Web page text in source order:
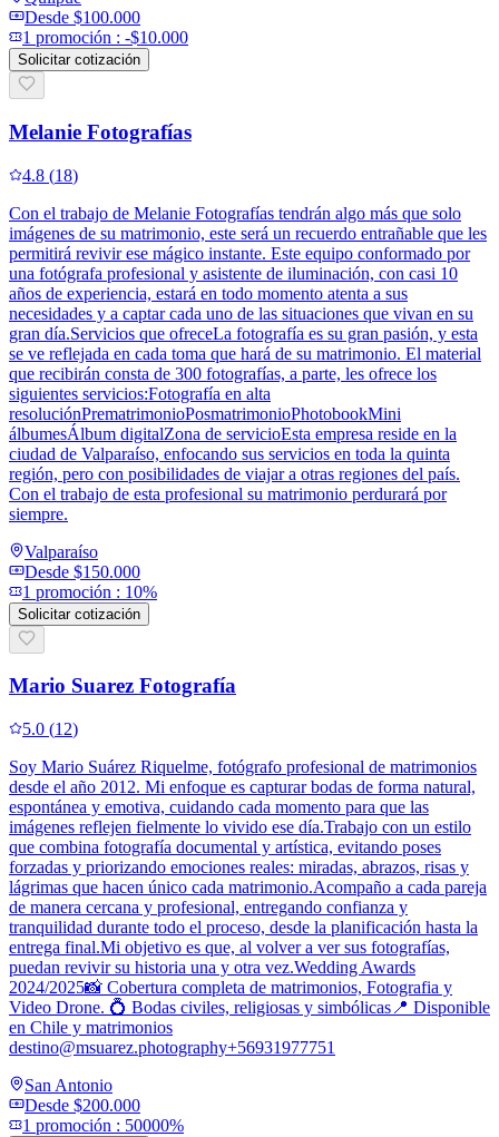
Desde $100.000
1 promoción : -$10.000
Solicitar cotización
Melanie Fotografías
4.8 (18)
Con el trabajo de Melanie Fotografías tendrán algo más que solo
imágenes de su matrimonio, este será un recuerdo entrañable que les
permitirá revivir ese mágico instante. Este equipo conformado por
una fotógrafa profesional y asistente de iluminación, con casi 10
años de experiencia, estará en todo momento atenta a sus
necesidades y a captar cada uno de las situaciones que vivan en su
gran día.Servicios que ofreceLa fotografía es su gran pasión, y esta
se ve reflejada en cada toma que hará de su matrimonio. El material
que recibirán consta de 300 fotografías, a parte, les ofrece los
siguientes servicios:Fotografía en alta
resoluciónPrematrimonioPosmatrimonioPhotobookMini
álbumesÁlbum digitalZona de servicioEsta empresa reside en la
ciudad de Valparaíso, enfocando sus servicios en toda la quinta
región, pero con posibilidades de viajar a otras regiones del país.
Con el trabajo de esta profesional su matrimonio perdurará por
siempre.
Valparaíso
Desde $150.000
1 promoción : 10%
Solicitar cotización
Mario Suarez Fotografía
5.0 (12)
Soy Mario Suárez Riquelme, fotógrafo profesional de matrimonios
desde el año 2012. Mi enfoque es capturar bodas de forma natural,
espontánea y emotiva, cuidando cada momento para que las
imágenes reflejen fielmente lo vivido ese día.Trabajo con un estilo
que combina fotografía documental y artística, evitando poses
forzadas y priorizando emociones reales: miradas, abrazos, risas y
lágrimas que hacen único cada matrimonio.Acompaño a cada pareja
de manera cercana y profesional, entregando confianza y
tranquilidad durante todo el proceso, desde la planificación hasta la
entrega final.Mi objetivo es que, al volver a ver sus fotografías,
puedan revivir su historia una y otra vez.Wedding Awards
2024/2025📸 Cobertura completa de matrimonios, Fotografia y
Video Drone. 💍 Bodas civiles, religiosas y simbólicas📍 Disponible
en Chile y matrimonios
destino@msuarez.photography+56931977751
San Antonio
Desde $200.000
1 promoción : 50000%